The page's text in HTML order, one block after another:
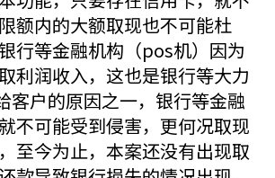
额内的大额取现也不可能杜
行等金融机构（pos机）因为
利润收入，这也是银行等大力
客户的原因之一，银行等金融
不可能受到侵害，更何况取现
至今为止，本案还没有出现取